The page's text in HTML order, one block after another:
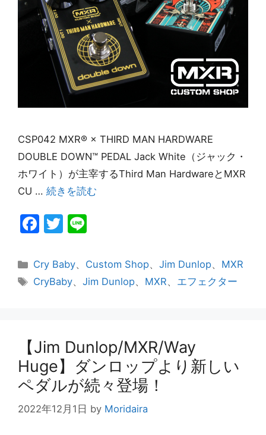
CSP042 MXR® × THIRD MAN HARDWARE
DOUBLE DOWN™ PEDAL Jack White（ジャック・
ホワイト）が主宰するThird Man HardwareとMXR
CU … 続きを読む
F
c
e
o
k
T
itt
er
e
カ
テ
Cry Baby、 Custom Shop、Jim Dunlop、 MXR
タ
CryBaby、Jim Dunlop、 MXR、 エフェクター
【Jim Dunlop/MXR/Way
Huge】ダンロップより新しい
ペダルが続々登場！
2022年12月1日 by Moridaira